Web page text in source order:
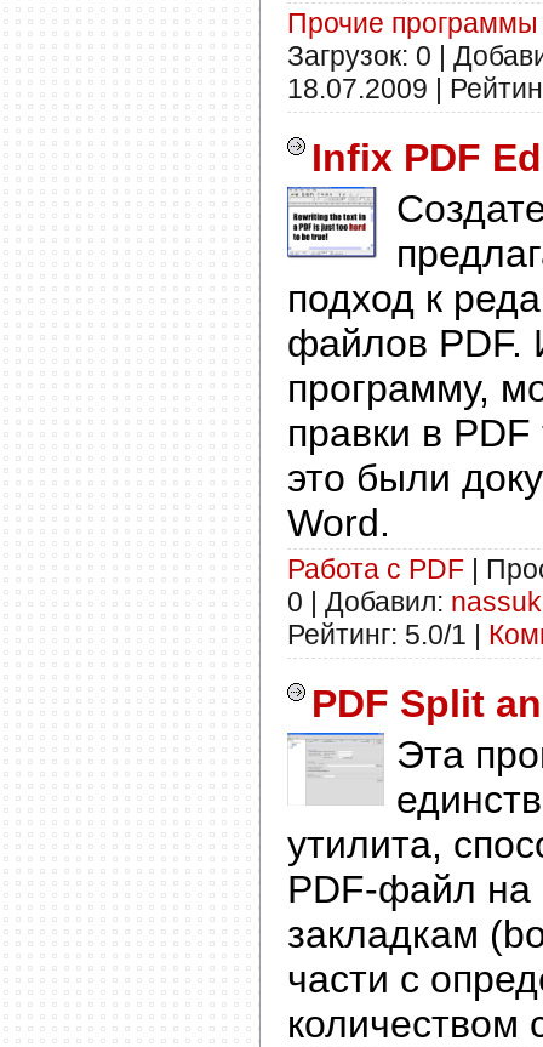
Прочие программы
Загрузок: 0 |
18.07.2009 |
Infix PDF
подход к
файлов PDF.
программу,
правки в
это были
Word.
Работа с PDF |
0 | Добавил:
Рейтинг: 5.0/1 |
PDF Split
Эта
утилита,
PDF-файл на
закладкам
части с
количеством